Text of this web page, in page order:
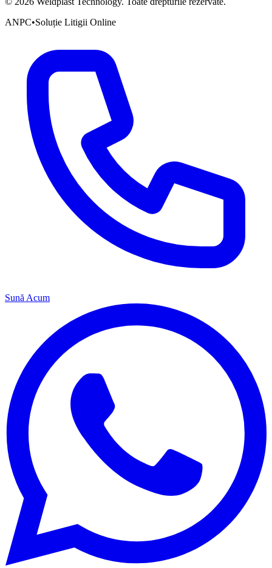
ANPC•Soluție Litigii Online
Sună Acum